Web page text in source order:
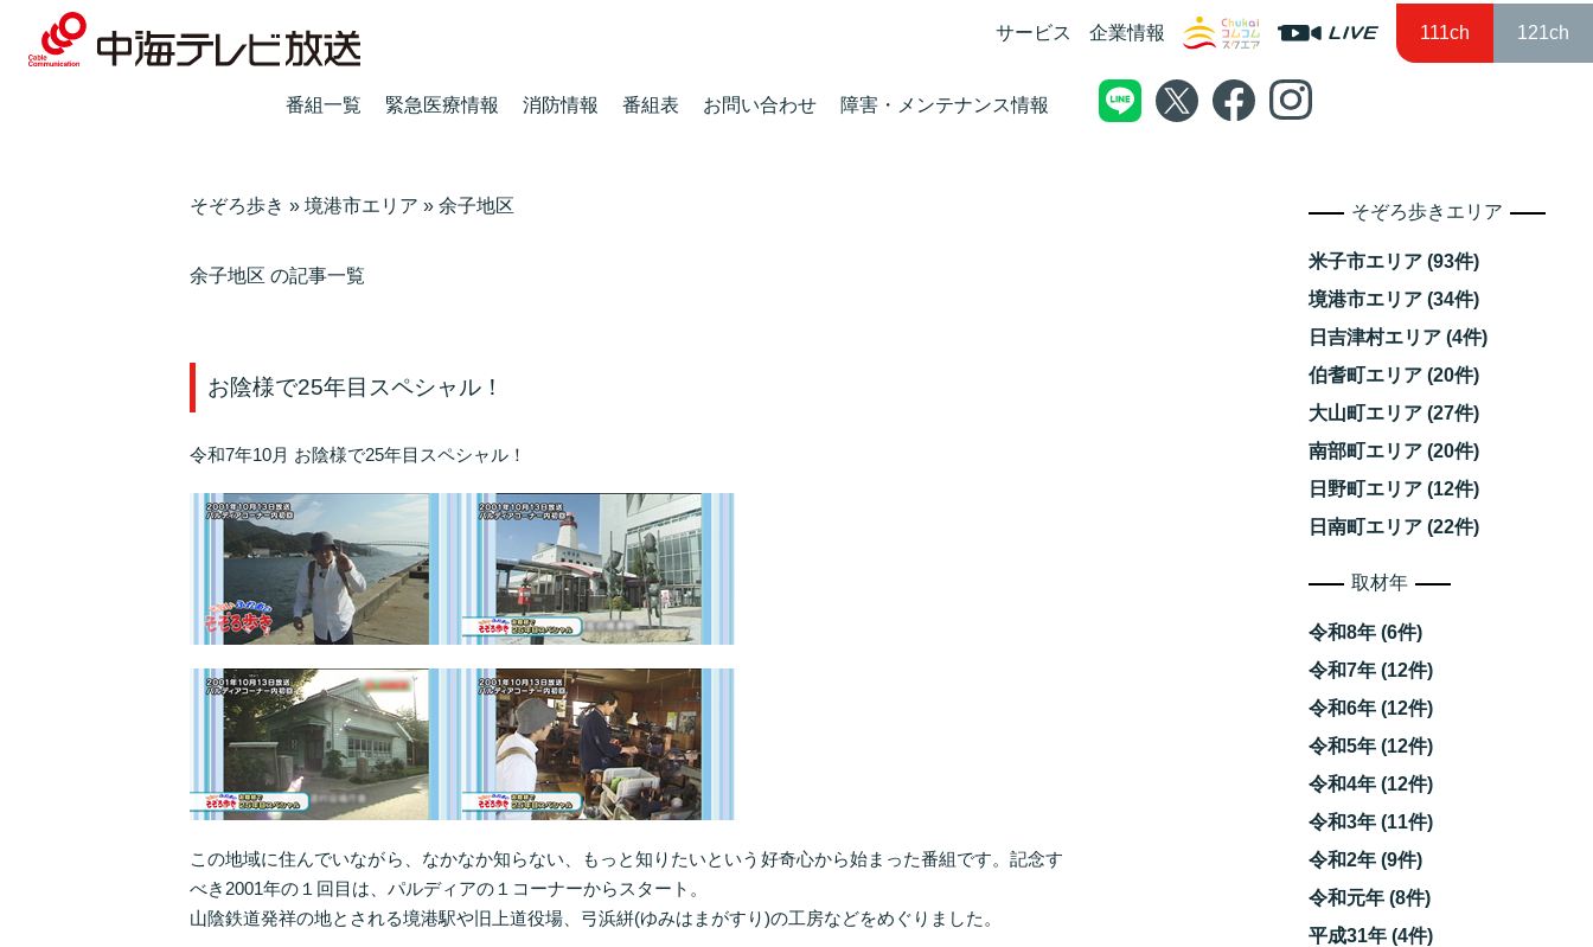
サービス 企業情報 111ch 121ch
番組一覧 緊急医療情報 消防情報 番組表 お問い合わせ 障害・メンテナンス情報
そぞろ歩き » 境港市エリア » 余子地区
余子地区 の記事一覧
お陰様で25年目スペシャル！
令和7年10月 お陰様で25年目スペシャル！
この地域に住んでいながら、なかなか知らない、もっと知りたいという好奇心から始まった番組です。記念す
べき2001年の１回目は、パルディアの１コーナーからスタート。
山陰鉄道発祥の地とされる境港駅や旧上道役場、弓浜絣(ゆみはまがすり)の工房などをめぐりました。
そぞろ歩きエリア
米子市エリア (93件)
境港市エリア (34件)
日吉津村エリア (4件)
伯耆町エリア (20件)
大山町エリア (27件)
南部町エリア (20件)
日野町エリア (12件)
日南町エリア (22件)
取材年
令和8年 (6件)
令和7年 (12件)
令和6年 (12件)
令和5年 (12件)
令和4年 (12件)
令和3年 (11件)
令和2年 (9件)
令和元年 (8件)
平成31年 (4件)